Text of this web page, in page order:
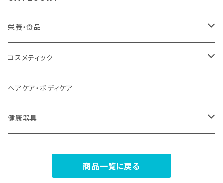
栄養・食品
植物エキス商品
植物ミネラル
プロテイン
コスメティック
ヘナシリーズ
モイスチュアEXシリーズ
プラナエッセンス
ヘアケア・ボディケア
健康器具
商品一覧に戻る